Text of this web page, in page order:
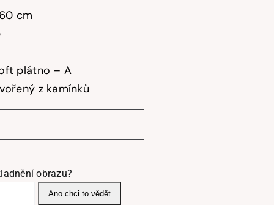
cm
plátno – A
z kamínků
obrazu?
Ano chci to vědět